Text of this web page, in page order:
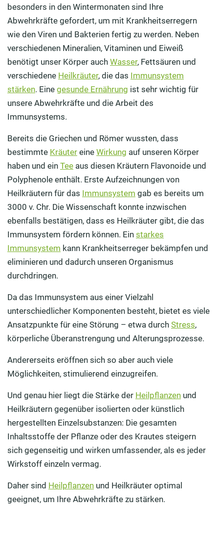
Wilder Indigo – der Dritte im Bunde
Taigawurzel – So kommt Ihr Körper mit Stress besser
klar
Thymian fördert die Verdauung
Ingwer als Superfood fürs Immunsystem
Mit Meerrettich das Immunsystem auf Vordermann
bringen
So wenden Sie die Heilpflanzen richtig an
besonders in den Wintermonaten sind Ihre
Abwehrkräfte gefordert, um mit Krankheitserregern
wie den Viren und Bakterien fertig zu werden. Neben
verschiedenen Mineralien, Vitaminen und Eiweiß
benötigt unser Körper auch Wasser, Fettsäuren und
verschiedene Heilkräuter, die das Immunsystem
stärken. Eine gesunde Ernährung ist sehr wichtig für
unsere Abwehrkräfte und die Arbeit des
Immunsystems.
Bereits die Griechen und Römer wussten, dass
bestimmte Kräuter eine Wirkung auf unseren Körper
haben und ein Tee aus diesen Kräutern Flavonoide und
Polyphenole enthält. Erste Aufzeichnungen von
Heilkräutern für das Immunsystem gab es bereits um
3000 v. Chr. Die Wissenschaft konnte inzwischen
ebenfalls bestätigen, dass es Heilkräuter gibt, die das
Immunsystem fördern können. Ein starkes
Immunsystem kann Krankheitserreger bekämpfen und
eliminieren und dadurch unseren Organismus
durchdringen.
Da das Immunsystem aus einer Vielzahl
unterschiedlicher Komponenten besteht, bietet es viele
Ansatzpunkte für eine Störung – etwa durch Stress,
körperliche Überanstrengung und Alterungsprozesse.
Andererseits eröffnen sich so aber auch viele
Möglichkeiten, stimulierend einzugreifen.
Und genau hier liegt die Stärke der Heilpflanzen und
Heilkräutern gegenüber isolierten oder künstlich
hergestellten Einzelsubstanzen: Die gesamten
Inhaltsstoffe der Pflanze oder des Krautes steigern
sich gegenseitig und wirken umfassender, als es jeder
Wirkstoff einzeln vermag.
Daher sind Heilpflanzen und Heilkräuter optimal
geeignet, um Ihre Abwehrkräfte zu stärken.